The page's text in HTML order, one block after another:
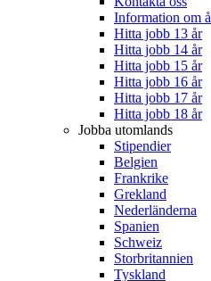
Information om
Hitta jobb 13 år
Hitta jobb 14 år
Hitta jobb 15 år
Hitta jobb 16 år
Hitta jobb 17 år
Hitta jobb 18 år
Jobba utomlands
Stipendier
Belgien
Frankrike
Grekland
Nederländerna
Spanien
Schweiz
Storbritannien
Tyskland